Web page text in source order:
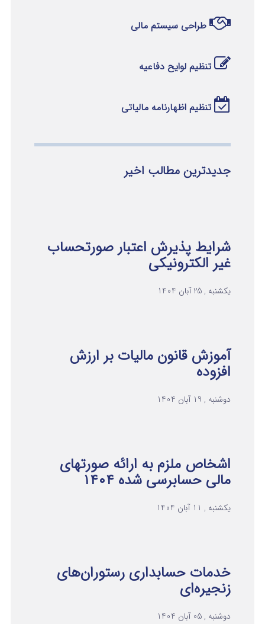
طراحی سیستم مالی
تنظیم لوایح دفاعیه
تنظیم اظهارنامه مالیاتی
جدیدترین مطالب اخیر
شرایط پذیرش اعتبار صورتحساب
غیر الکترونیکی
یکشنبه , 25 آبان 1404
آموزش قانون مالیات بر ارزش
افزوده
دوشنبه , 19 آبان 1404
اشخاص ملزم به ارائه صورتهای
مالی حسابرسی شده ۱۴۰۴
یکشنبه , 11 آبان 1404
خدمات حسابداری رستوران‌های
زنجیره‌ای
دوشنبه , 05 آبان 1404